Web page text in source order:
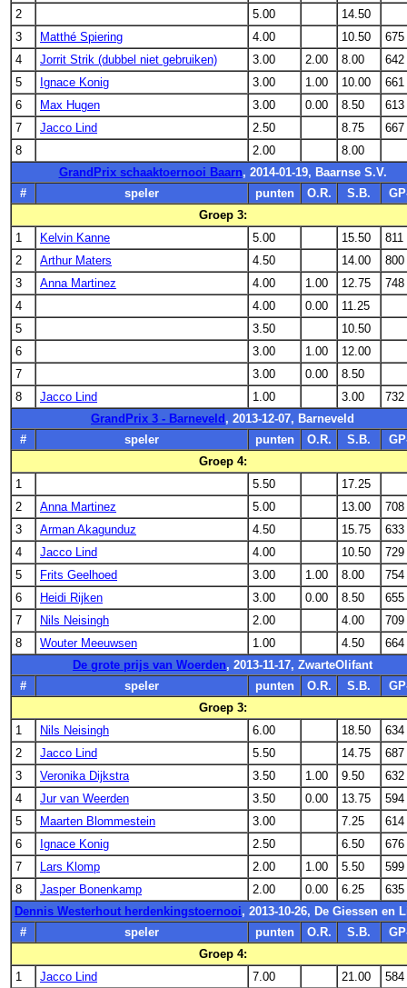
2 5.00
14.50
3
Matthé Spiering 4.00 10.50
675
4
Jorrit Strik (dubbel niet gebruiken) 3.00 2.00 8.00
642
5
Ignace Konig 3.00 1.00 10.00
661
6
Max Hugen 3.00 0.00 8.50
613
7
Jacco Lind 2.50 8.75
667
8
2.00
8.00
GrandPrix schaaktoernooi Baarn, 2014-01-19, Baarnse S.V.
#
speler punten O.R. S.B.
Groep 3:
1
Kelvin Kanne 5.00 15.50
811
2
Arthur Maters 4.50 14.00
800
3
Anna Martinez 4.00 1.00 12.75
748
4
4.00 0.00
11.25
5
3.50
10.50
6
3.00 1.00
12.00
7
3.00 0.00
8.50
8
Jacco Lind 1.00 3.00
732
GrandPrix 3 - Barneveld , 2013-12-07, Barneveld
#
speler punten O.R. S.B.
Groep 4:
1
5.50
17.25
2
Anna Martinez 5.00 13.00
708
3
Arman Akagunduz 4.50 15.75
633
4
Jacco Lind 4.00 10.50
729
5
Frits Geelhoed 3.00 1.00 8.00
754
6
Heidi Rijken 3.00 0.00 8.50
655
7
Nils Neisingh 2.00 4.00
709
8
Wouter Meeuwsen 1.00 4.50
664
De grote prijs van Woerden, 2013-11-17, ZwarteOlifant
#
speler punten O.R. S.B.
Groep 3:
1
Nils Neisingh 6.00 18.50
634
2
Jacco Lind 5.50 14.75
687
3
Veronika Dijkstra 3.50 1.00 9.50
632
4
Jur van Weerden 3.50 0.00 13.75
594
5
Maarten Blommestein 3.00 7.25
614
6
Ignace Konig 2.50 6.50
676
7
Lars Klomp 2.00 1.00 5.50
599
8
Jasper Bonenkamp 2.00 0.00 6.25
635
Dennis Westerhout herdenkingstoernooi, 2013-10-26, De Giessen en
#
speler punten O.R. S.B.
Groep 4:
1
Jacco Lind 7.00 21.00
584